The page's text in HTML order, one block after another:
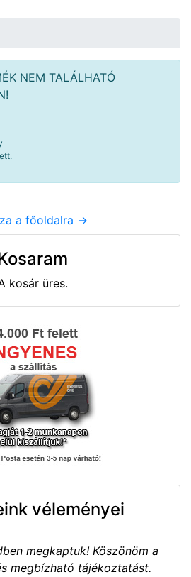
NEM TALÁLHATÓ
a főoldalra ->
kosár üres.
véleményei
megkaptuk! Köszönöm a
megbízható tájékoztatást.